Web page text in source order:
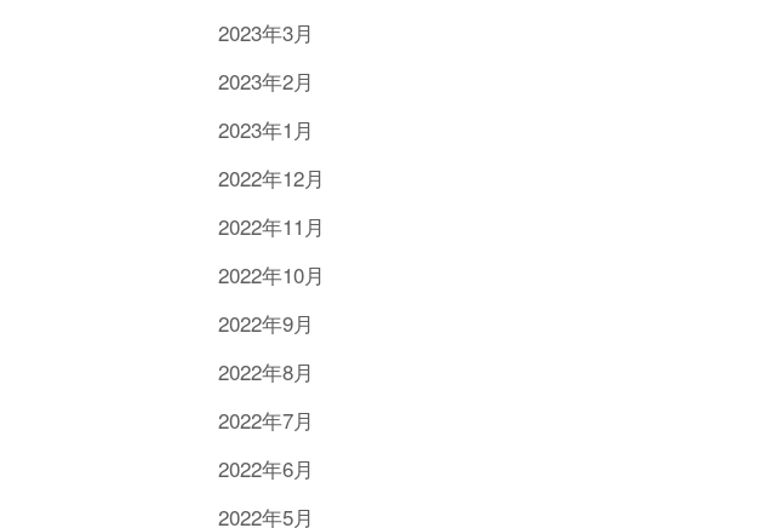
2023年3月
2023年2月
2023年1月
2022年12月
2022年11月
2022年10月
2022年9月
2022年8月
2022年7月
2022年6月
2022年5月